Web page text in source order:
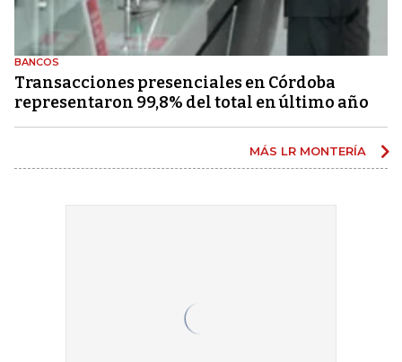
BANCOS
Transacciones presenciales en Córdoba
representaron 99,8% del total en último año
MÁS LR MONTERÍA